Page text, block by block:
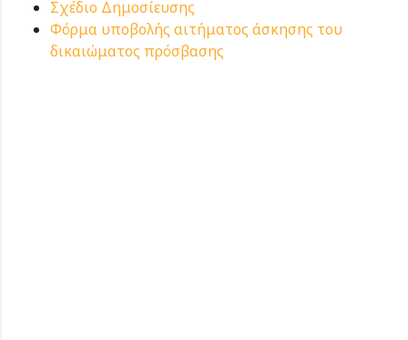
Σχέδιο Δημοσίευσης
Φόρμα υποβολής αιτήματος άσκησης του
δικαιώματος πρόσβασης